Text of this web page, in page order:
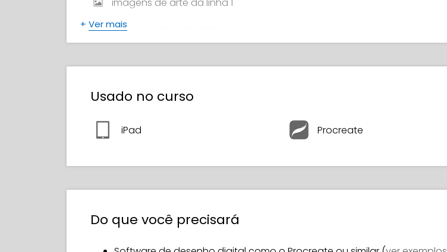
Arquivos em camadas do Photoshop
Certificado de Conclusão
+ Ver mais
Usado no curso
iPad Procreate
Do que você precisará